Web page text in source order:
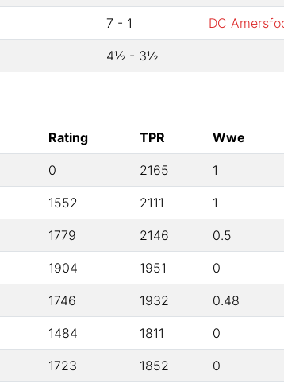
7 - 1 DC
4½ - 3½
Rating TPR Wwe
0 2165 1
1552 2111 1
1779 2146 0.5
1904 1951 0
1746 1932 0.48
1484 1811 0
1723 1852 0